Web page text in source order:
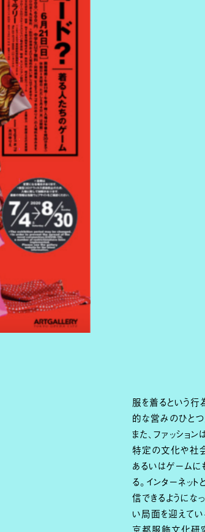
服を着るという
的な営みのひとつ
また、ファッショ
特定の文化や社会
あるいはゲームに
る。インターネッ
信できるようにな
い局面を迎えてい